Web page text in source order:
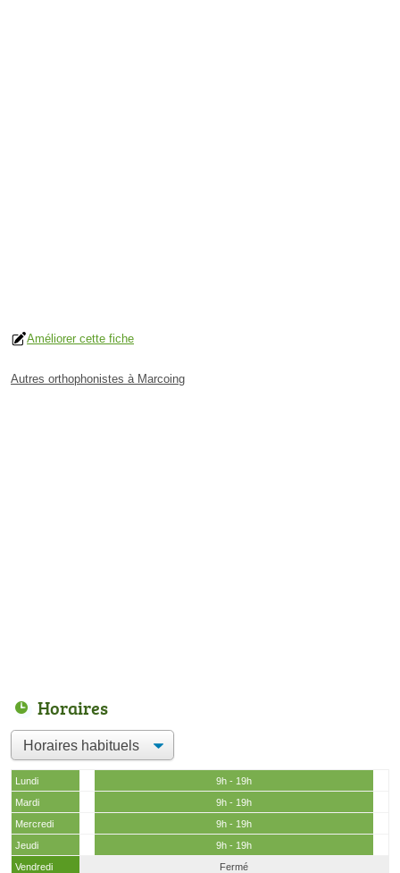
Améliorer cette fiche
Autres orthophonistes à Marcoing
Horaires
Lundi
9h - 19h
Mardi
9h - 19h
Mercredi
9h - 19h
Jeudi
9h - 19h
Vendredi
Fermé